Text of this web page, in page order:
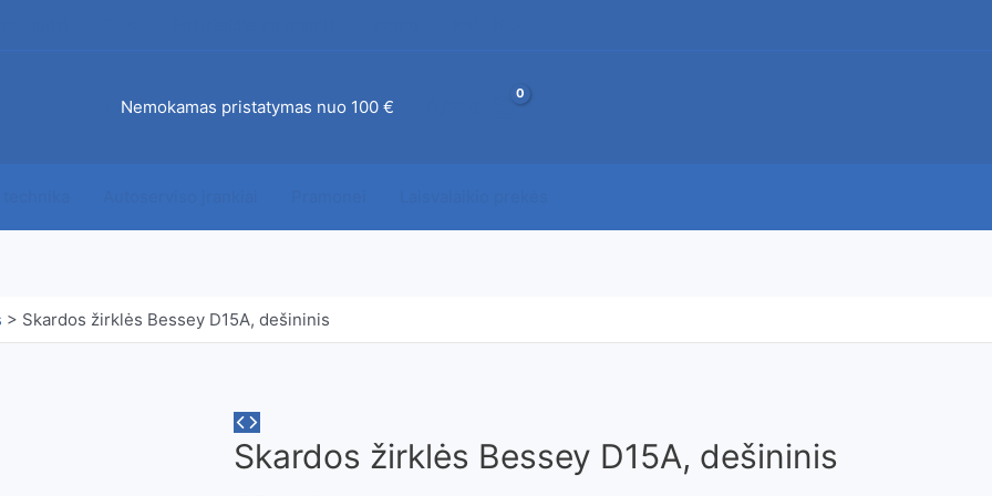
Nemokamas pristatymas nuo 100 €
> Skardos žirklės Bessey D15A, dešininis
Skardos žirklės Bessey D15A, dešininis